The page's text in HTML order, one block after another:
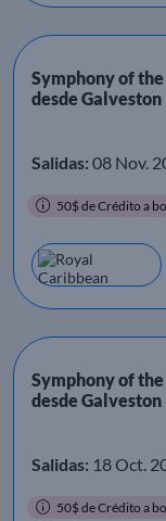
Symphony of the
desde Galveston
Salidas: 08 Nov.
50$ de Crédito a
Symphony of the
desde Galveston
Salidas: 18 Oct.
50$ de Crédito a